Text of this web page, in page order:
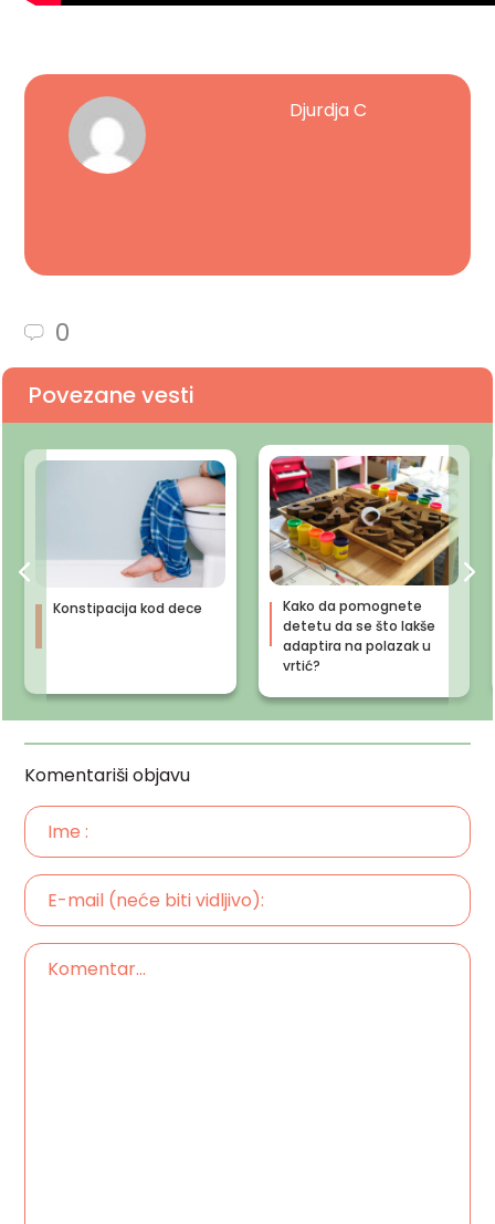
Djurdja C
0
Povezane vesti
Konstipacija kod dece
Kako da pomognete
detetu da se što lakše
adaptira na polazak u
vrtić?
Komentariši objavu